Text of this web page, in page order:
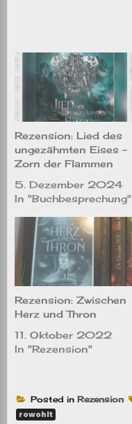
Rezension: Lied des
ungezähmten Eises –
Zorn der Flammen
5. Dezember 2024
In "Buchbesprechung"
Rezension: Zwischen
Herz und Thron
11. Oktober 2022
In "Rezension"
Posted in Rezension
rowohlt